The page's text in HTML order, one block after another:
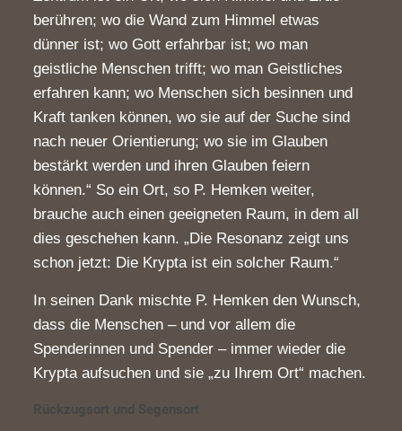
berühren; wo die Wand zum Himmel etwas
dünner ist; wo Gott erfahrbar ist; wo man
geistliche Menschen trifft; wo man Geistliches
erfahren kann; wo Menschen sich besinnen und
Kraft tanken können, wo sie auf der Suche sind
nach neuer Orientierung; wo sie im Glauben
bestärkt werden und ihren Glauben feiern
können.“ So ein Ort, so P. Hemken weiter,
brauche auch einen geeigneten Raum, in dem all
dies geschehen kann. „Die Resonanz zeigt uns
schon jetzt: Die Krypta ist ein solcher Raum.“
In seinen Dank mischte P. Hemken den Wunsch,
dass die Menschen – und vor allem die
Spenderinnen und Spender – immer wieder die
Krypta aufsuchen und sie „zu Ihrem Ort“ machen.
Rückzugsort und Segensort